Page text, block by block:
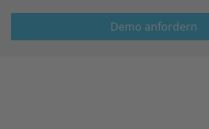
Demo anfordern